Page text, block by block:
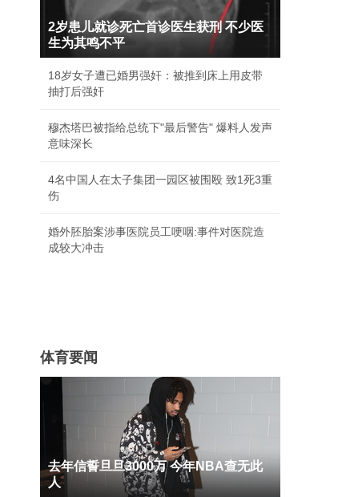
2岁患儿就诊死亡首诊医生获刑 不少医
生为其鸣不平
18岁女子遭已婚男强奸：被推到床上用皮带
抽打后强奸
穆杰塔巴被指给总统下"最后警告" 爆料人发声
意味深长
4名中国人在太子集团一园区被围殴 致1死3重
伤
婚外胚胎案涉事医院员工哽咽:事件对医院造
成较大冲击
体育要闻
去年信誓旦旦3000万 今年NBA查无此
人